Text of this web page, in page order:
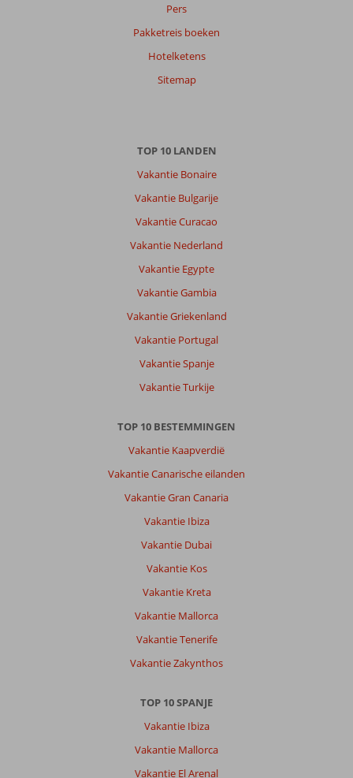
Pers
Pakketreis boeken
Hotelketens
Sitemap
TOP 10 LANDEN
Vakantie Bonaire
Vakantie Bulgarije
Vakantie Curacao
Vakantie Nederland
Vakantie Egypte
Vakantie Gambia
Vakantie Griekenland
Vakantie Portugal
Vakantie Spanje
Vakantie Turkije
TOP 10 BESTEMMINGEN
Vakantie Kaapverdië
Vakantie Canarische eilanden
Vakantie Gran Canaria
Vakantie Ibiza
Vakantie Dubai
Vakantie Kos
Vakantie Kreta
Vakantie Mallorca
Vakantie Tenerife
Vakantie Zakynthos
TOP 10 SPANJE
Vakantie Ibiza
Vakantie Mallorca
Vakantie El Arenal